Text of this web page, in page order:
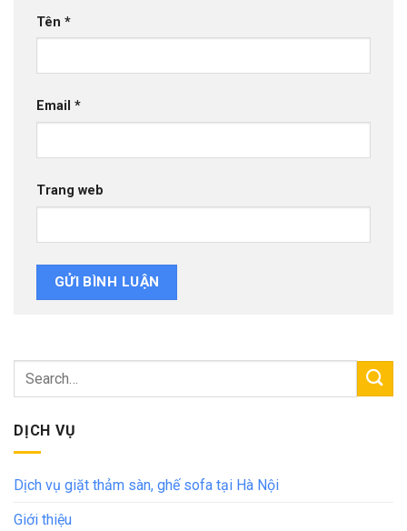
Tên *
Email *
Trang web
DỊCH VỤ
Dịch vụ giặt thảm sàn, ghế sofa tại Hà Nội
Giới thiệu